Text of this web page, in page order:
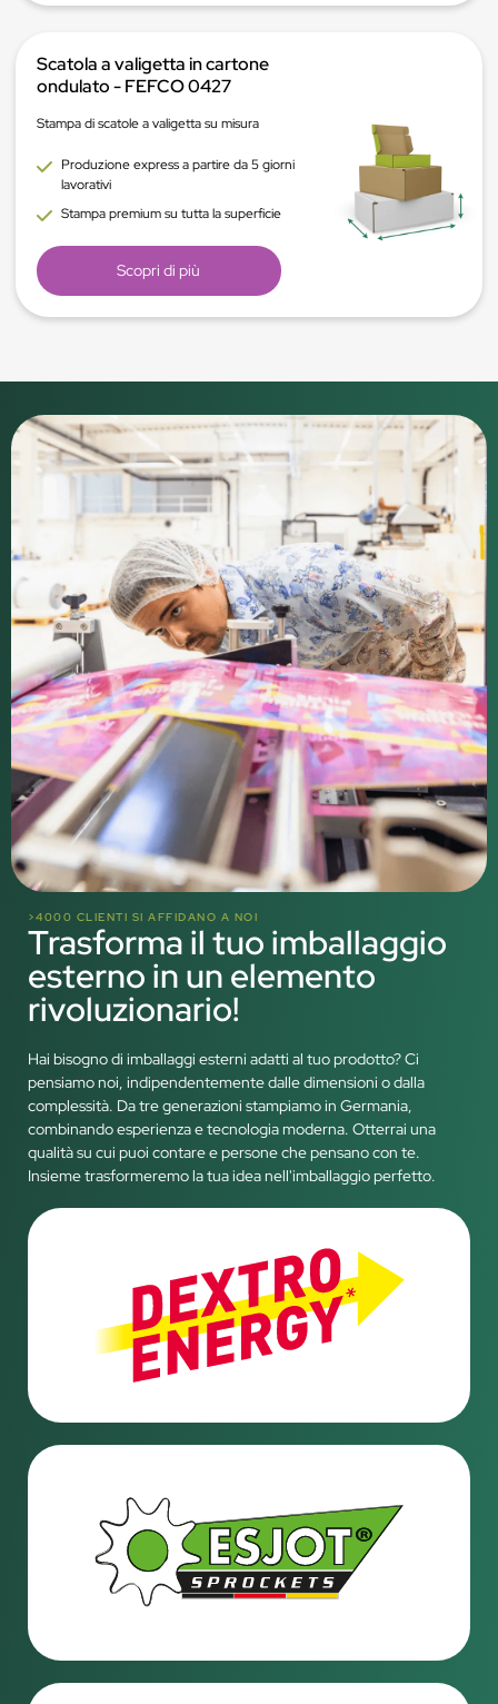
Scatola a valigetta in cartone
ondulato - FEFCO 0427
Stampa di scatole a valigetta su misura
Produzione express a partire da 5 giorni
lavorativi
Stampa premium su tutta la superficie
Scopri di più
>4000 CLIENTI SI AFFIDANO A NOI
Trasforma il tuo imballaggio
esterno in un elemento
rivoluzionario!
Hai bisogno di imballaggi esterni adatti al tuo prodotto? Ci
pensiamo noi, indipendentemente dalle dimensioni o dalla
complessità. Da tre generazioni stampiamo in Germania,
combinando esperienza e tecnologia moderna. Otterrai una
qualità su cui puoi contare e persone che pensano con te.
Insieme trasformeremo la tua idea nell'imballaggio perfetto.